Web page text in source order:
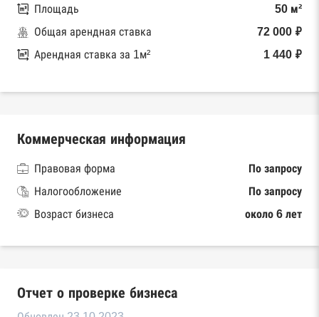
Площадь
50 м²
Общая арендная ставка
72 000 ₽
Арендная ставка за 1м²
1 440 ₽
Коммерческая информация
Правовая форма
По запросу
Налогообложение
По запросу
Возраст бизнеса
около 6 лет
Отчет о проверке бизнеса